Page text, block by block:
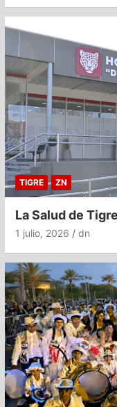
TIGRE ZN
La Salud de
1 julio, 2026 dn